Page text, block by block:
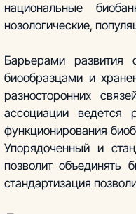
национальные
нозологические,
Барьерами развития
биообразцами и
разносторонних
ассоциации ведется
функционирования
Упорядоченный и
позволит объединять
стандартизация